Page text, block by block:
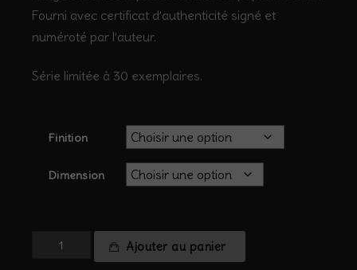
Fourni avec certificat d’authenticité signé et
numéroté par l’auteur.
Série limitée à 30 exemplaires.
Finition
Dimension
quantité
Ajouter au panier